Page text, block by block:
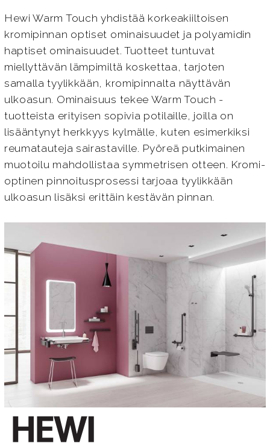
Hewi Warm Touch yhdistää korkeakiiltoisen
kromipinnan optiset ominaisuudet ja polyamidin
haptiset ominaisuudet. Tuotteet tuntuvat
miellyttävän lämpimiltä koskettaa, tarjoten
samalla tyylikkään, kromipinnalta näyttävän
ulkoasun. Ominaisuus tekee Warm Touch -
tuotteista erityisen sopivia potilaille, joilla on
lisääntynyt herkkyys kylmälle, kuten esimerkiksi
reumatauteja sairastaville. Pyöreä putkimainen
muotoilu mahdollistaa symmetrisen otteen. Kromi-
optinen pinnoitusprosessi tarjoaa tyylikkään
ulkoasun lisäksi erittäin kestävän pinnan.